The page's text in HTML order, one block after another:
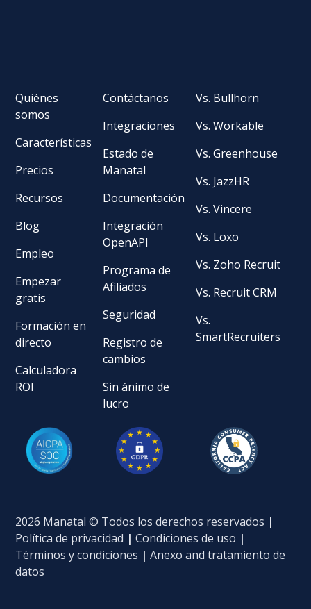
Quiénes
somos
Características
Precios
Recursos
Blog
Empleo
Empezar
gratis
Formación en
directo
Calculadora
ROI
Contáctanos
Integraciones
Estado de
Manatal
Documentación
Integración
OpenAPI
Programa de
Afiliados
Seguridad
Registro de
cambios
Sin ánimo de
lucro
Vs. Bullhorn
Vs. Workable
Vs. Greenhouse
Vs. JazzHR
Vs. Vincere
Vs. Loxo
Vs. Zoho Recruit
Vs. Recruit CRM
Vs.
SmartRecruiters
2026 Manatal © Todos los derechos reservados |
Política de privacidad |Condiciones de uso |
Términos y condiciones | Anexo and tratamiento de
datos